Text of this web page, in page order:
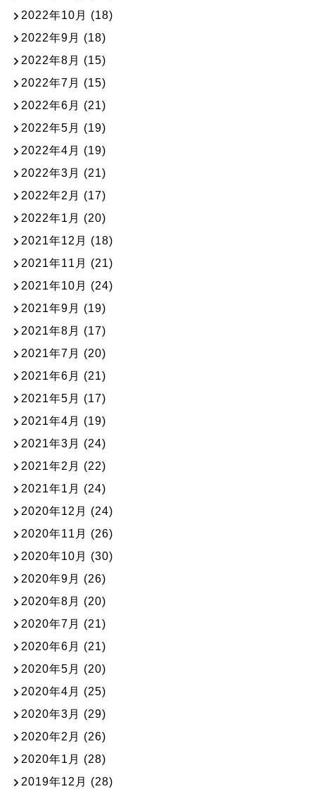
2022年10月 (18)
2022年9月 (18)
2022年8月 (15)
2022年7月 (15)
2022年6月 (21)
2022年5月 (19)
2022年4月 (19)
2022年3月 (21)
2022年2月 (17)
2022年1月 (20)
2021年12月 (18)
2021年11月 (21)
2021年10月 (24)
2021年9月 (19)
2021年8月 (17)
2021年7月 (20)
2021年6月 (21)
2021年5月 (17)
2021年4月 (19)
2021年3月 (24)
2021年2月 (22)
2021年1月 (24)
2020年12月 (24)
2020年11月 (26)
2020年10月 (30)
2020年9月 (26)
2020年8月 (20)
2020年7月 (21)
2020年6月 (21)
2020年5月 (20)
2020年4月 (25)
2020年3月 (29)
2020年2月 (26)
2020年1月 (28)
2019年12月 (28)